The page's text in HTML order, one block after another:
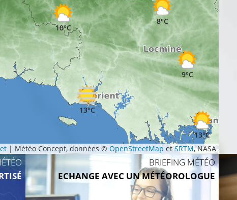
10°C
9°C
13°C
8°C
13°C
| Météo Concept, données © OpenStreetMap etSRTM, NASA
BRIEFING MÉTÉO
ECHANGE AVEC UN MÉTÉOROLOGUE